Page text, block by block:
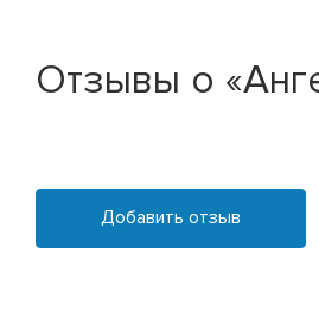
Отзывы о
Добавить отзыв